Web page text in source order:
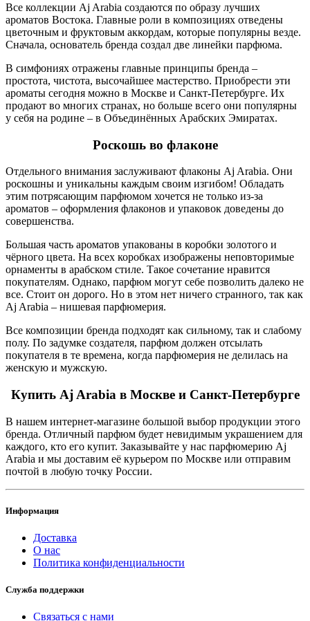
Все коллекции Aj Arabia создаются по образу лучших
ароматов Востока. Главные роли в композициях отведены
цветочным и фруктовым аккордам, которые популярны везде.
Сначала, основатель бренда создал две линейки парфюма.
В симфониях отражены главные принципы бренда –
простота, чистота, высочайшее мастерство. Приобрести эти
ароматы сегодня можно в Москве и Санкт-Петербурге. Их
продают во многих странах, но больше всего они популярны
у себя на родине – в Объединённых Арабских Эмиратах.
Роскошь во флаконе
Отдельного внимания заслуживают флаконы Aj Arabia. Они
роскошны и уникальны каждым своим изгибом! Обладать
этим потрясающим парфюмом хочется не только из-за
ароматов – оформления флаконов и упаковок доведены до
совершенства.
Большая часть ароматов упакованы в коробки золотого и
чёрного цвета. На всех коробках изображены неповторимые
орнаменты в арабском стиле. Такое сочетание нравится
покупателям. Однако, парфюм могут себе позволить далеко не
все. Стоит он дорого. Но в этом нет ничего странного, так как
Aj Arabia – нишевая парфюмерия.
Все композиции бренда подходят как сильному, так и слабому
полу. По задумке создателя, парфюм должен отсылать
покупателя в те времена, когда парфюмерия не делилась на
женскую и мужскую.
Купить Aj Arabia в Москве и Санкт-Петербурге
В нашем интернет-магазине большой выбор продукции этого
бренда. Отличный парфюм будет невидимым украшением для
каждого, кто его купит. Заказывайте у нас парфюмерию Aj
Arabia и мы доставим её курьером по Москве или отправим
почтой в любую точку России.
Информация
Доставка
О нас
Политика конфиденциальности
Служба поддержки
Связаться с нами